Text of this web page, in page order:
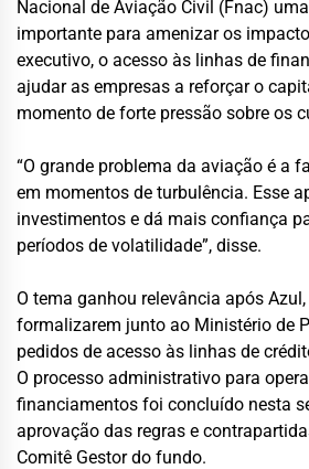
Nacional de Aviação Civil (Fnac)
importante para amenizar os
executivo, o acesso às linhas de
ajudar as empresas a reforçar o
momento de forte pressão sobre os
“O grande problema da aviação é a
em momentos de turbulência. Esse
investimentos e dá mais confiança
períodos de volatilidade”, disse.
O tema ganhou relevância após
formalizarem junto ao Ministério de
pedidos de acesso às linhas de
O processo administrativo para
financiamentos foi concluído nesta
aprovação das regras e
Comitê Gestor do fundo.